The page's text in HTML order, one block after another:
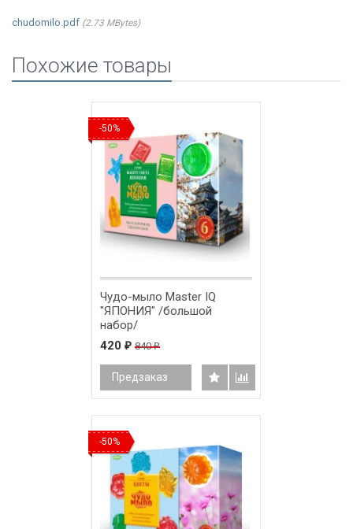
chudomilo.pdf 2.73 MBytes
Похожие товары
-50%
Чудо-мыло Master IQ
"ЯПОНИЯ" /большой
набор/
420 ₽ 840₽
Предзаказ
-50%